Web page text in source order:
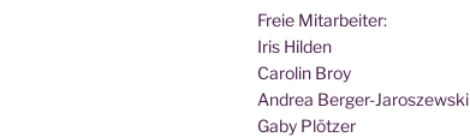
Freie Mit­ar­bei­ter:
Iris Hilden
Caro­lin Broy
Andrea Berger-Jaroszewski
Gaby Plötzer